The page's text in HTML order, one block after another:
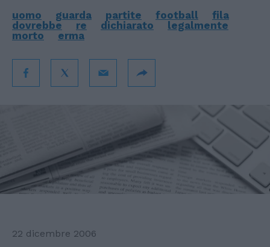
uomo guarda partite football
fila
dovrebbe
re dichiarato
legalmente
morto
erma
22 dicembre 2006